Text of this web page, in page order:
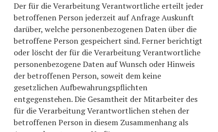
Der für die Verarbeitung Verantwortliche erteilt jeder
betroffenen Person jederzeit auf Anfrage Auskunft
darüber, welche personenbezogenen Daten über die
betroffene Person gespeichert sind. Ferner berichtigt
oder löscht der für die Verarbeitung Verantwortliche
personenbezogene Daten auf Wunsch oder Hinweis
der betroffenen Person, soweit dem keine
gesetzlichen Aufbewahrungspflichten
entgegenstehen. Die Gesamtheit der Mitarbeiter des
für die Verarbeitung Verantwortlichen stehen der
betroffenen Person in diesem Zusammenhang als